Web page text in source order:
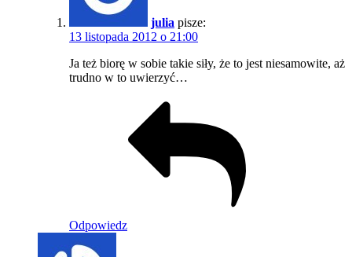
julia pisze:
13 listopada 2012 o 21:00
Ja też biorę w sobie takie siły, że to jest niesamowite, aż
trudno w to uwierzyć…
Odpowiedz